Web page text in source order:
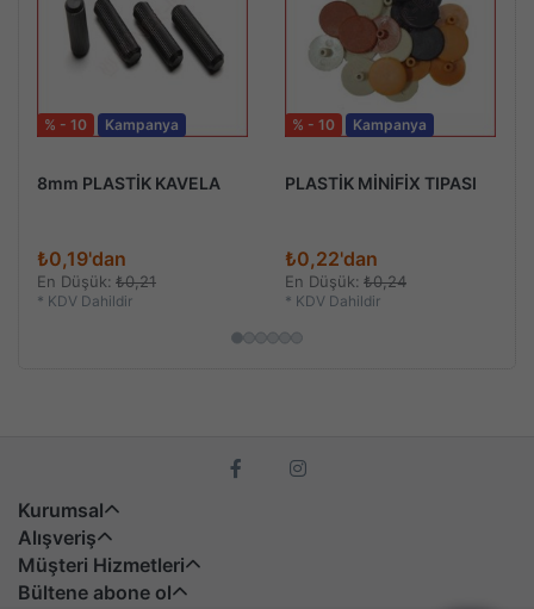
% - 10 Kampanya
8mm PLASTİK KAVELA
₺0,19'dan
En Düşük: ₺0,21
* KDV Dahildir
% - 10 Kampanya
PLASTİK MİNİFİX TIPASI
₺0,22'dan
En Düşük: ₺0,24
* KDV Dahildir
Kurumsal
Alışveriş
Müşteri Hizmetleri
Bültene abone ol